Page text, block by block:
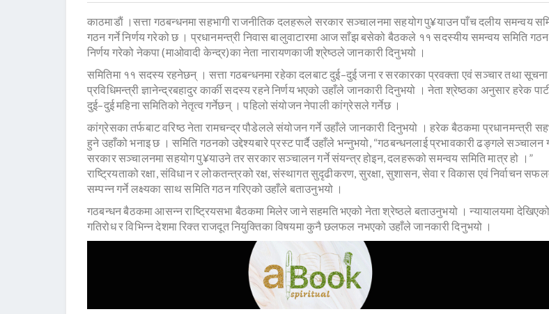
काठमाडाैं ।सत्ता गठबन्धनमा सहभागी राजनीतिक दलहरूले सरकार सञ्चालनमा सहयोग पु¥याउन पाँच दलीय समन्वय
गठन गर्ने निर्णय गरेको छ । प्रधानमन्त्री निवास बालुवाटारमा आज साँझ बसेको बैठकले ११ सदस्यीय समन्वय समिति गठन
निर्णय गरेको नेकपा (माओवादी केन्द्र)का नेता नारायणकाजी श्रेष्ठले जानकारी दिनुभयो ।
समितिमा ११ सदस्य रहनेछन् । सत्ता गठबन्धनमा रहेका दलबाट दुई–दुई जना र सरकारका प्रवक्ता एवं सञ्चार तथा सूचना
प्रविधिमन्त्री ज्ञानेन्द्रबहादुर कार्की सदस्य रहने निर्णय भएको उहाँले जानकारी दिनुभयो । नेता श्रेष्ठका अनुसार हरेक
दुई–दुई महिना समितिको नेतृत्व गर्नेछन् । पहिलो संयोजन नेपाली कांग्रेसले गर्नेछ ।
कांग्रेसका तर्फबाट वरिष्ठ नेता रामचन्द्र पौडेलले संयोजन गर्ने उहाँले जानकारी दिनुभयो । हरेक बैठकमा प्रधानमन्त्री
हुने उहाँको भनाइ छ । समिति गठनको उद्देश्यबारे प्रस्ट पार्दै उहाँले भन्नुभयो, “गठबन्धनलाई प्रभावकारी ढङ्गले सञ्चालन
सरकार सञ्चालनमा सहयोग पु¥याउने तर सरकार सञ्चालन गर्ने संयन्त्र होइन, दलहरूको समन्वय समिति मात्र हो ।”
राष्ट्रियताको रक्षा, संविधान र लोकतन्त्रको रक्ष, संस्थागत सुदृढीकरण, सुरक्षा, सुशासन, सेवा र विकास एवं निर्वाचन
सम्पन्न गर्ने लक्ष्यका साथ समिति गठन गरिएको उहाँले बताउनुभयो ।
गठबन्धन बैठकमा आसन्न राष्ट्रियसभा बैठकमा मिलेर जाने सहमति भएको नेता श्रेष्ठले बताउनुभयो । न्यायालयमा देखिएको
गतिरोध र विभिन्न देशमा रिक्त राजदूत नियुक्तिका विषयमा कुनै छलफल नभएको उहाँले जानकारी दिनुभयो ।